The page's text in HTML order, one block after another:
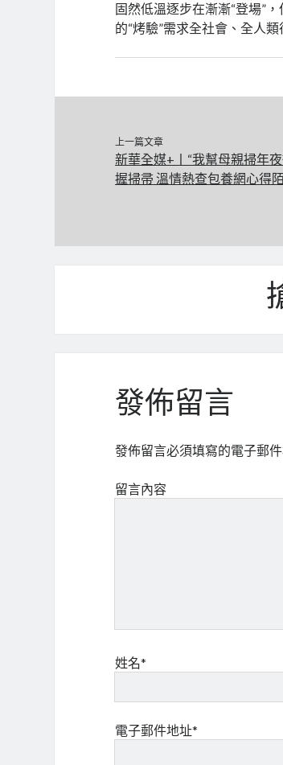
固然低溫逐步在漸漸“登場”
的“烤驗”需求全社會、全人
上一篇文章
新華全媒+丨“我幫母親掃年
握掃帚 溫情熱查包養網心得
發佈留言
發佈留言必須填寫的電子郵
留言內容
姓名*
電子郵件地址*